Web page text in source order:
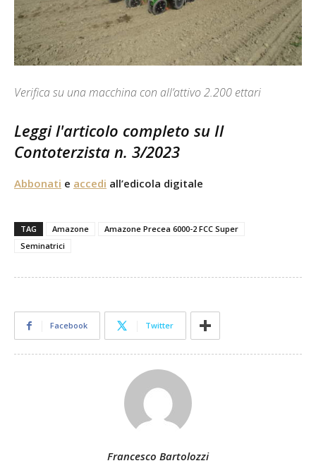
Verifica su una macchina con all’attivo 2.200 ettari
Leggi l'articolo completo su Il
Contoterzista n. 3/2023
Abbonati e accedi all’edicola digitale
TAG Amazone
Amazone Precea 6000-2 FCC Super
Seminatrici
Facebook Twitter
Francesco Bartolozzi